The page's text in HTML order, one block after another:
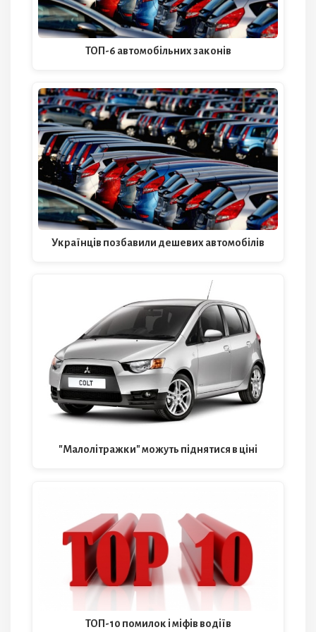
ТОП-6 автомобільних законів
Українців позбавили дешевих автомобілів
"Малолітражки" можуть піднятися в ціні
ТОП-10 помилок і міфів водіїв